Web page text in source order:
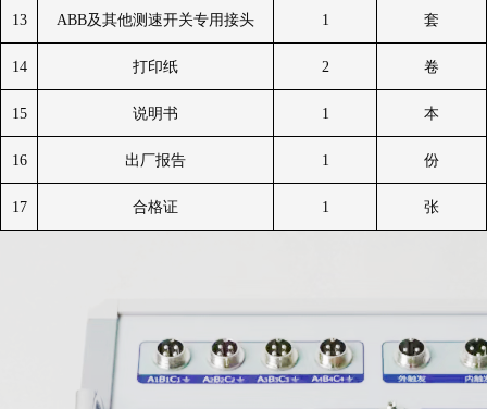
13 ABB及其他测速开关专用接头 1 套
14 打印纸 2 卷
15 说明书 1 本
16 出厂报告 1 份
17 合格证 1 张